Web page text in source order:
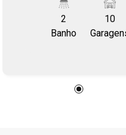
painel Strel frame PIR.
atividades comercial e
oportunidade multi uso
Rondon com Av.
2
Banho
10